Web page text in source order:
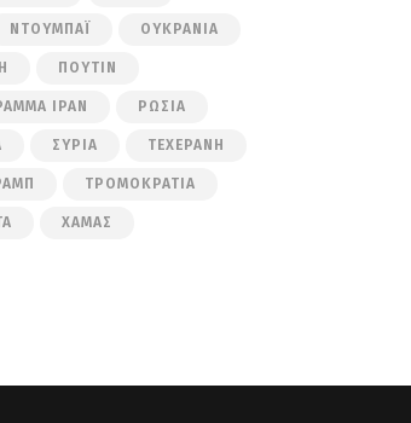
ΝΤΟΥΜΠΆΙ ΟΥΚΡΑΝΊΑ
ΠΟΎΤΙΝ
ΙΡΆΝ ΡΩΣΊΑ
ΣΥΡΊΑ ΤΕΧΕΡΆΝΗ
ΤΡΟΜΟΚΡΑΤΊΑ
ΧΑΜΆΣ